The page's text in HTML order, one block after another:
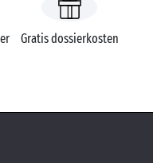
Gratis dossierkosten